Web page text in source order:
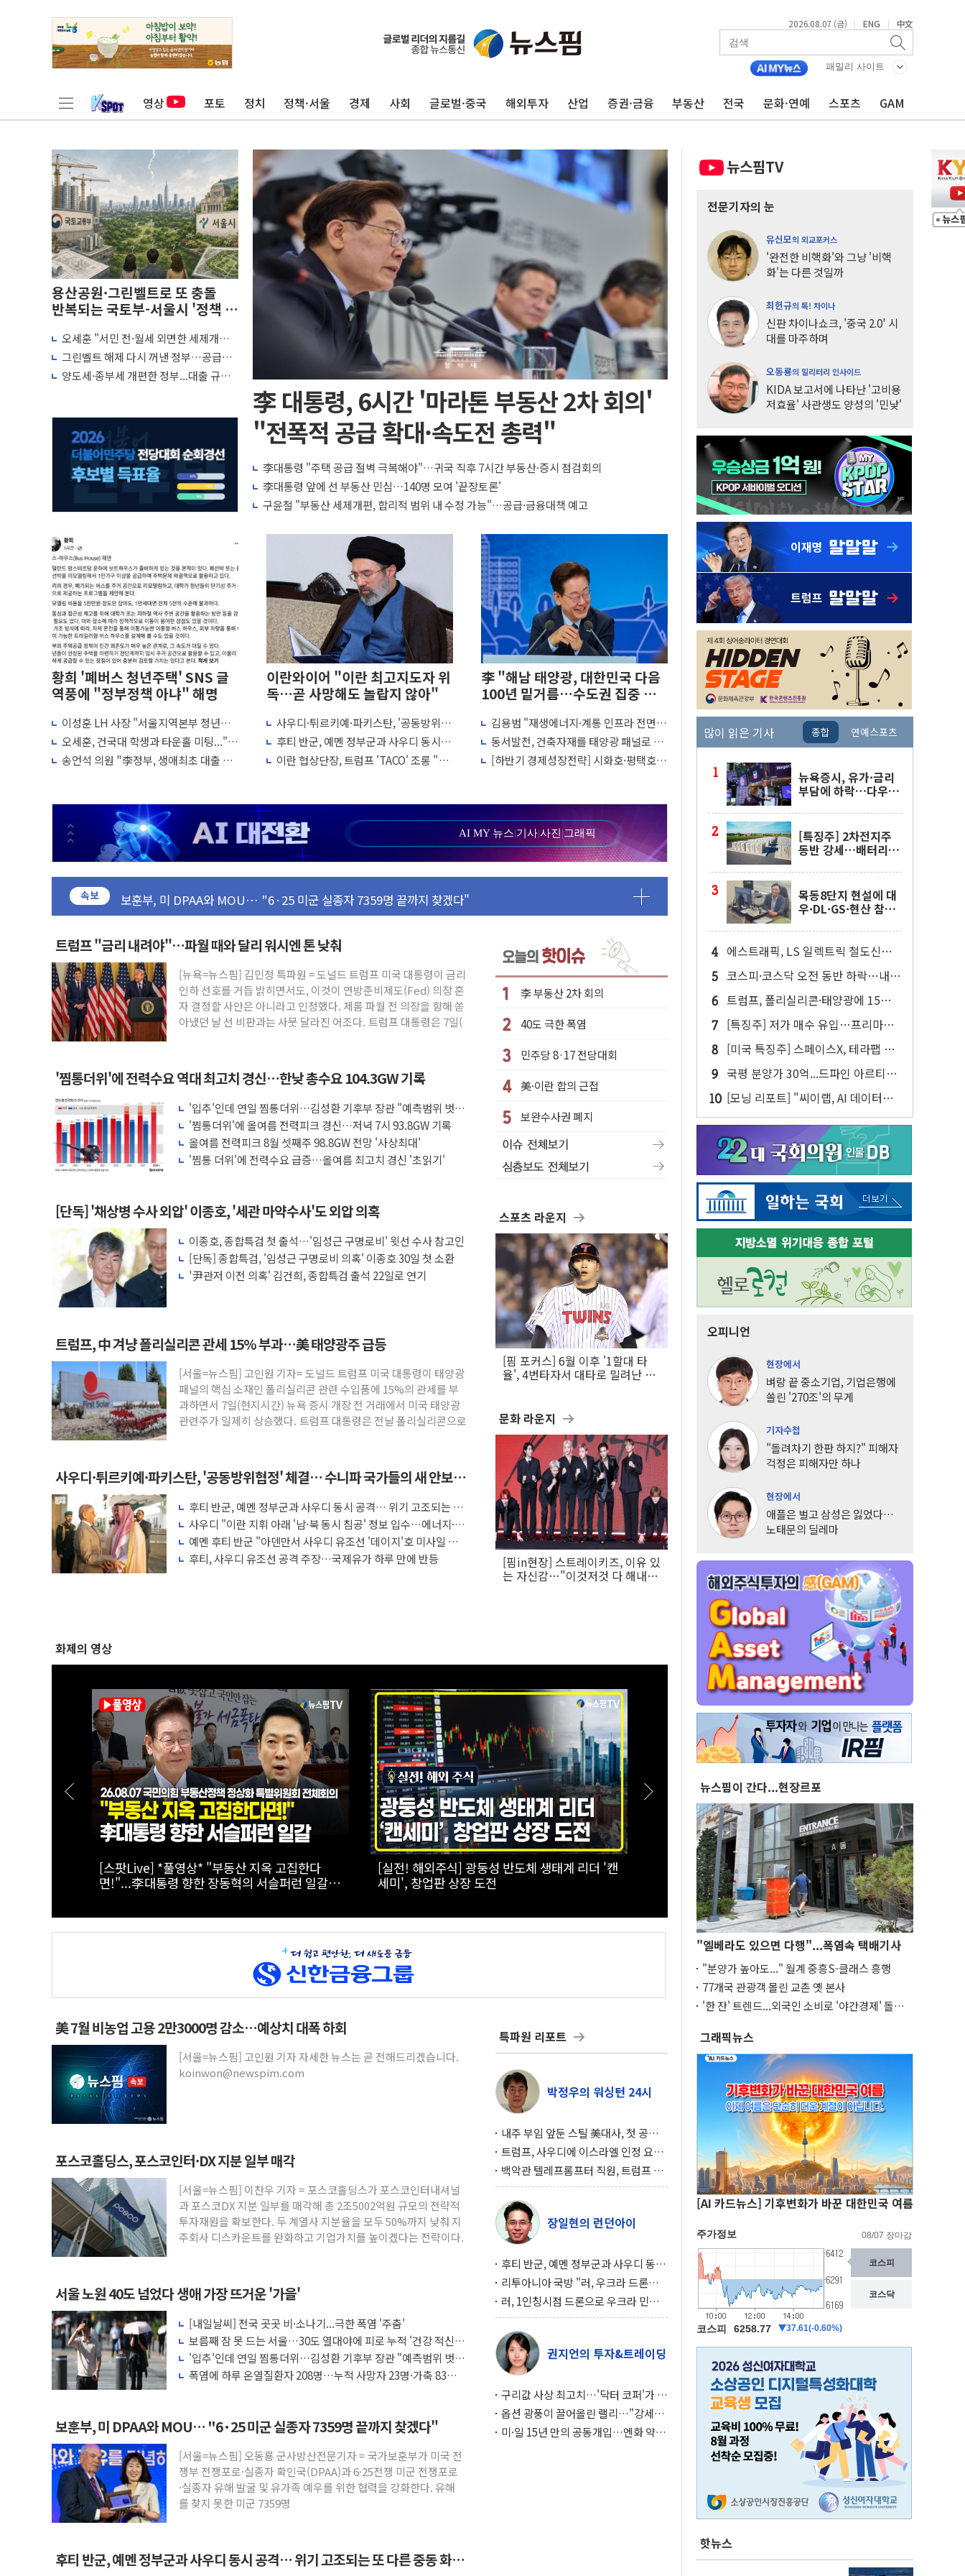
2026.08.07 (금) | ENG | 中文
패밀리 사이트
영상 포토 정치 정책·서울 경제 사회 글로벌·중국 해외투자 산업 증권·금융 부동산 전국 문화·연예 스포츠 GAM
용산공원·그린벨트로 또 충돌
반복되는 국토부-서울시 '정책 엇
오세훈 "서민 전·월세 외면한 세제개
편"…용산공원 훼손 안 돼
그린벨트 해제 다시 꺼낸 정부…공급난
해소 '단기 효과' 불투명
양도세·종부세 개편한 정부...대출 규제
李 대통령, 6시간 '마라톤 부동산 2차 회의'
"전폭적 공급 확대·속도전 총력"
李대통령 "주택 공급 절벽 극복해야"…귀국 직후 7시간 부동산·증시 점검회의
李대통령 앞에 선 부동산 민심…140명 모여 '끝장토론'
구윤철 "부동산 세제개편, 합리적 범위 내 수정 가능"…공급·금융대책 예고
황희 '폐버스 청년주택' SNS 글
역풍에 "정부정책 아냐" 해명
이성훈 LH 사장 "서울지역본부 청년주
택으로"…직원 사기 회복도 숙제
오세훈, 건국대 학생과 타운홀 미팅..."청
년 주택 7.4만가구 공급 실현"
송언석 의원 "李정부, 생애최초 대출 6억
이란와이어 "이란 최고지도자 위
독…곧 사망해도 놀랍지 않아"
사우디·튀르키예·파키스탄, '공동방위
협정' 체결… 수니파 국가들의 새 안보
협력 구도
후티 반군, 예멘 정부군과 사우디 동시 공
격… 위기 고조되는 또 다른 중동 화약고
이란 협상단장, 트럼프 'TACO' 조롱 "쇼
李 "해남 태양광, 대한민국 다음
100년 밑거름…수도권 집중 완
김용범 "재생에너지·계통 인프라 전면
개편…8월 '국가 에너지 비전' 발표"
동서발전, 건축자재를 태양광 패널로 활
용한다…차세대 에너지 기술 실증 착수
[하반기 경제성장전략] 시화호·평택호
AI MY 뉴스|기사|사진 |그래픽
속보
이란의 핵심 원유 수출항 '하르그섬', 최근 1주일 이상 '올스톱'… 美 해상봉쇄 영향
美 고용 쇼크에 엔화 장중 급등…시장은 "또 개입했나" 촉각
[종합] 美 7월 고용 2만3000명 감소 '쇼크'…9월 금리 인상 기대 후퇴
[사진] 이슬람 수니파 3개국, 공동방위협정 체결
뉴욕증시 개장 전 특징주...아틀라시안·클라우드플레어·태양광주↑ VS 트레이드데스크·웬디스↓
보훈부, 미 DPAA와 MOU… "6·25 미군 실종자 7359명 끝까지 찾겠다"
트럼프 "금리 내려야"…파월 때와 달리 워시엔 톤 낮춰
李 "해남 태양광, 대한민국 다음 100년 밑거름…수도권 집중 완화 전환점"
李 대통령, '6시간 마라톤 부동산 2차 회의' 주재… "전폭적 공급 확대·속도전 총력"
트럼프, 中 겨냥 폴리실리콘 관세 15% 부과…美 태양광주 급등
[사진] 빈살만과 에르도안의 만남
이란와이어 "이란 최고지도자 위독…곧 사망해도 놀랍지 않아"
[인도증시] 중동 불안 속 유가 상승에 소폭 하락...금융주 낙폭 커
폭염 누그러지고 가뭄 숙지나...경북동해안권 8~9일 최대 100mm 호우
사우디·튀르키예·파키스탄, '공동방위협정' 체결… 수니파 국가들의 새 안보 협력 구도
트럼프 "금리 내려야"…파월 때와 달리 워시엔 톤 낮춰
[뉴욕=뉴스핌] 김민정 특파원 = 도널드 트럼프 미국 대통령이 금리
인하 선호를 거듭 밝히면서도, 이것이 연방준비제도(Fed) 의장 혼
자 결정할 사안은 아니라고 인정했다. 제롬 파월 전 의장을 향해 쏟
아냈던 날 선 비판과는 사뭇 달라진 어조다. 트럼프 대통령은 7일(
'찜통더위'에 전력수요 역대 최고치 경신…한낮 총수요 104.3GW 기록
'입추'인데 연일 찜통더위…김성환 기후부 장관 "예측범위 벗어
나도 즉시대응"
'찜통더위'에 올여름 전력피크 경신…저녁 7시 93.8GW 기록
올여름 전력피크 8월 셋째주 98.8GW 전망 '사상최대'
'찜통 더위'에 전력수요 급증…올여름 최고치 경신 '초읽기'
[단독] '채상병 수사 외압' 이종호, '세관 마약수사'도 외압 의혹
이종호, 종합특검 첫 출석…'임성근 구명로비' 윗선 수사 참고인
[단독] 종합특검, '임성근 구명로비 의혹' 이종호 30일 첫 소환
'尹관저 이전 의혹' 김건희, 종합특검 출석 22일로 연기
트럼프, 中 겨냥 폴리실리콘 관세 15% 부과…美 태양광주 급등
[서울=뉴스핌] 고인원 기자= 도널드 트럼프 미국 대통령이 태양광
패널의 핵심 소재인 폴리실리콘 관련 수입품에 15%의 관세를 부
과하면서 7일(현지시간) 뉴욕 증시 개장 전 거래에서 미국 태양광
관련주가 일제히 상승했다. 트럼프 대통령은 전날 폴리실리콘으로
사우디·튀르키예·파키스탄, '공동방위협정' 체결… 수니파 국가들의 새 안보
협력 구도
후티 반군, 예멘 정부군과 사우디 동시 공격… 위기 고조되는 또
다른 중동 화약고
사우디 "이란 지휘 아래 '남·북 동시 침공' 정보 입수…에너지·
항만 표적"
예멘 후티 반군 "아덴만서 사우디 유조선 '데이지'호 미사일 공
격"
후티, 사우디 유조선 공격 주장…국제유가 하루 만에 반등
李 부동산 2차 회의
40도 극한 폭염
민주당 8·17 전당대회
美·이란 합의 근접
보완수사권 폐지
스포츠 라운지
[핌 포커스] 6월 이후 '1할대 타
율', 4번타자서 대타로 밀려난 LG
문화 라운지
[핌in현장] 스트레이키즈, 이유 있
는 자신감…"이것저것 다 해내는
화제의 영상
[실전! 해외주식] 극한의 우주 환경을 돌파하는
AADX의 경쟁력
[스팟Live] 한자리에 모인 장군들...李대통령,
이상렬 대장 등 진급 장성 4명에 삼정검 수치 직
[스팟Live] 일상에서 장점이 더 돋보이는 '전기
패밀리 SUV' 볼보 EX90
美 7월 비농업 고용 2만3000명 감소…예상치 대폭 하회
[서울=뉴스핌] 고인원 기자 자세한 뉴스는 곧 전해드리겠습니다.
koinwon@newspim.com
포스코홀딩스, 포스코인터·DX 지분 일부 매각
[서울=뉴스핌] 이찬우 기자 = 포스코홀딩스가 포스코인터내셔널
과 포스코DX 지분 일부를 매각해 총 2조5002억원 규모의 전략적
투자재원을 확보한다. 두 계열사 지분율을 모두 50%까지 낮춰 지
주회사 디스카운트를 완화하고 기업가치를 높이겠다는 전략이다.
서울 노원 40도 넘었다 생애 가장 뜨거운 '가을'
[내일날씨] 전국 곳곳 비·소나기...극한 폭염 '주춤'
보름째 잠 못 드는 서울…30도 열대야에 피로 누적 '건강 적신
호'
'입추'인데 연일 찜통더위…김성환 기후부 장관 "예측범위 벗어
나도 즉시대응"
폭염에 하루 온열질환자 208명…누적 사망자 23명·가축 83만
보훈부, 미 DPAA와 MOU… "6·25 미군 실종자 7359명 끝까지 찾겠다"
[서울=뉴스핌] 오동룡 군사방산전문기자 = 국가보훈부가 미국 전
쟁부 전쟁포로·실종자 확인국(DPAA)과 6·25전쟁 미군 전쟁포로
·실종자 유해 발굴 및 유가족 예우를 위한 협력을 강화한다. 유해
를 찾지 못한 미군 7359명
후티 반군, 예멘 정부군과 사우디 동시 공격… 위기 고조되는 또 다른 중동 화약
특파원 리포트
박정우의 워싱턴 24시
내주 부임 앞둔 스틸 美대사, 첫 공개
행사서 "한미동맹 강화 최우선 과제"
트럼프, 사우디에 이스라엘 인정 요
구…원자력 협정 서명 하루 만에 좌초
위기
백악관 텔레프롬프터 직원, 트럼프 연
설 미리 보고 베팅 시장서 10만달러 챙
겨
장일현의 런던아이
후티 반군, 예멘 정부군과 사우디 동시
공격… 위기 고조되는 또 다른 중동 화
약고
리투아니아 국방 "러, 우크라 드론으
로 나토 회원국 공격 검토… 거짓 깃발
작전"
러, 1인칭시점 드론으로 우크라 민간
인 '사파리' 공격… 시민들 공포감 극
대화 전략
권지언의 투자&트레이딩
구리값 사상 최고치…'닥터 코퍼'가 말
하는 경기 신호가 달라졌다
옵션 광풍이 끌어올린 랠리…"강세장
이면에 과열 경고등"
미·일 15년 만의 공동개입…엔화 약세
뉴스핌TV
전문기자의 눈
유신모의 외교포커스
'완전한 비핵화'와 그냥 '비핵
화'는 다른 것일까
최헌규의 톡! 차이나
신판 차이나쇼크, '중국 2.0' 시
대를 마주하며
오동룡의 밀리터리 인사이드
KIDA 보고서에 나타난 '고비용
저효율' 사관생도 양성의 '민낯'
많이 읽은 기사 종합 연예스포츠
뉴욕증시, 유가·금리
부담에 하락…다우 5
[특징주] 2차전지주
동반 강세…배터리3
목동8단지 현설에 대
우·DL·GS·현산 참
가' 조건
에스트래픽, LS 일렉트릭 철도신호
사업 인수 계약
코스피·코스닥 오전 동반 하락…내
린 종목이 두 배 넘어
트럼프, 폴리실리콘·태양광에 15%
관세…한국 등엔 '합산 상한' 적용
[특징주] 저가 매수 유입…프리마켓
대형주 소폭 반등
[미국 특징주] 스페이스X, 테라팹 부
지에 천연가스 발전소 건설 예정
국평 분양가 30억...드파인 아르티아
15가구 '줍줍' 나왔다
[모닝 리포트] "씨이랩, AI 데이터센
터 구축 수혜 본격화…성장 시동"
오피니언
현장에서
벼랑 끝 중소기업, 기업은행에
쏠린 '270조'의 무게
기자수첩
"돌려차기 한판 하지?" 피해자
걱정은 피해자만 하나
현장에서
애플은 벌고 삼성은 잃었다…
노태문의 딜레마
뉴스핌이 간다...현장르포
"엘베라도 있으면 다행"...폭염속 택배기사
"분양가 높아도..." 월계 중흥S-클래스 흥행
77개국 관광객 몰린 교촌 옛 본사
'한 잔' 트렌드...외국인 소비로 '야간경제' 돌파
그래픽뉴스
[AI 카드뉴스] 기후변화가 바꾼 대한민국 여름
핫뉴스